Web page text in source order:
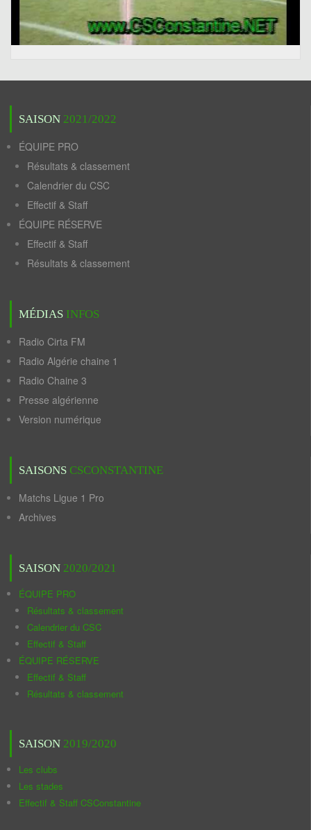
SAISON 2021/2022
ÉQUIPE PRO
Résultats & classement
Calendrier du CSC
Effectif & Staff
ÉQUIPE RÉSERVE
Effectif & Staff
Résultats & classement
MÉDIAS INFOS
Radio Cirta FM
Radio Algérie chaine 1
Radio Chaine 3
Presse algérienne
Version numérique
SAISONS CSCONSTANTINE
Matchs Ligue 1 Pro
Archives
SAISON 2020/2021
ÉQUIPE PRO
Résultats & classement
Calendrier du CSC
Effectif & Staff
ÉQUIPE RÉSERVE
Effectif & Staff
Résultats & classement
SAISON 2019/2020
Les clubs
Les stades
Effectif & Staff CSConstantine